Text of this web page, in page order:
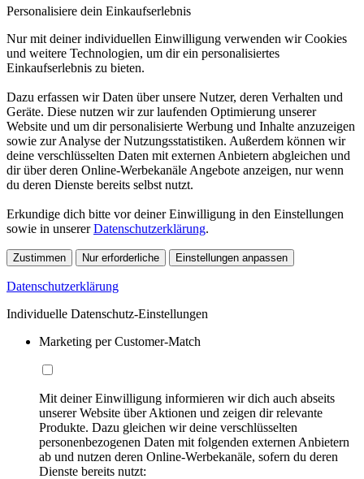
Personalisiere dein Einkaufserlebnis
Nur mit deiner individuellen Einwilligung verwenden wir Cookies
und weitere Technologien, um dir ein personalisiertes
Einkaufserlebnis zu bieten.
Dazu erfassen wir Daten über unsere Nutzer, deren Verhalten und
Geräte. Diese nutzen wir zur laufenden Optimierung unserer
Website und um dir personalisierte Werbung und Inhalte anzuzeigen
sowie zur Analyse der Nutzungsstatistiken. Außerdem können wir
deine verschlüsselten Daten mit externen Anbietern abgleichen und
dir über deren Online-Werbekanäle Angebote anzeigen, nur wenn
du deren Dienste bereits selbst nutzt.
Erkundige dich bitte vor deiner Einwilligung in den Einstellungen
sowie in unsererDatenschutzerklärung.
Zustimmen Nur erforderliche Einstellungen anpassen
Datenschutzerklärung
Individuelle Datenschutz-Einstellungen
Marketing per Customer-Match
Mit deiner Einwilligung informieren wir dich auch abseits
unserer Website über Aktionen und zeigen dir relevante
Produkte. Dazu gleichen wir deine verschlüsselten
personenbezogenen Daten mit folgenden externen Anbietern
ab und nutzen deren Online-Werbekanäle, sofern du deren
Dienste bereits nutzt: